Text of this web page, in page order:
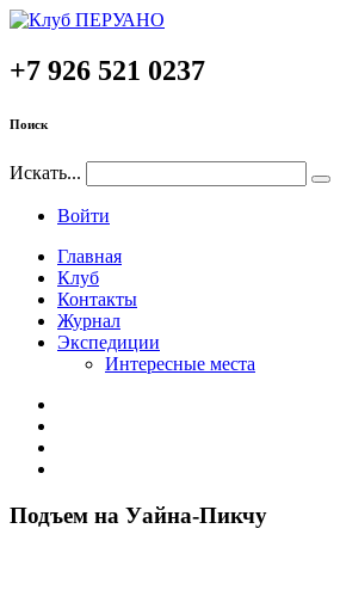
+7 926 521 0237
Поиск
Искать...
Войти
Главная
Клуб
Контакты
Журнал
Экспедиции
Интересные места
Подъем на Уайна-Пикчу